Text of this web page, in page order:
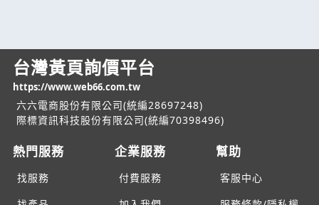
台灣黃頁詢價平台
https://www.web66.com.tw
六六電商股份有限公司(統編28697248)
際標資訊科技股份有限公司(統編70398496)
熱門服務
找服務
企業服務
付費服務
幫助
客服中心